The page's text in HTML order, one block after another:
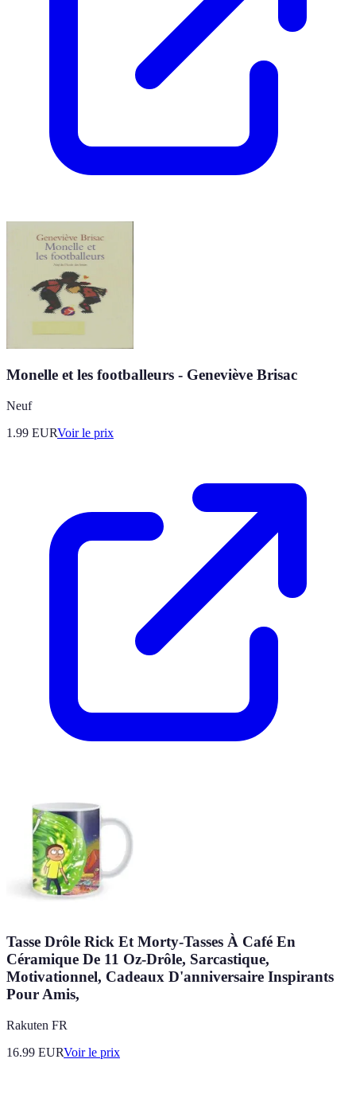
Monelle et les footballeurs - Geneviève Brisac
Neuf
1.99 EURVoir le prix
Tasse Drôle Rick Et Morty-Tasses À Café En
Céramique De 11 Oz-Drôle, Sarcastique,
Motivationnel, Cadeaux D'anniversaire Inspirants
Pour Amis,
Rakuten FR
16.99 EURVoir le prix